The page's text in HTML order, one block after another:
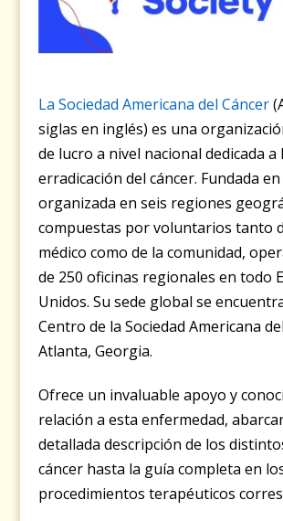
La Sociedad Americana del Cáncer
siglas en inglés) es una
de lucro a nivel nacional dedicada a
erradicación del cáncer. Fundada en
organizada en seis regiones
compuestas por voluntarios tanto
médico como de la comunidad,
de 250 oficinas regionales en todo
Unidos. Su sede global se
Centro de la Sociedad Americana
Atlanta, Georgia.
Ofrece un invaluable apoyo y
relación a esta enfermedad,
detallada descripción de los
cáncer hasta la guía completa en
procedimientos terapéuticos